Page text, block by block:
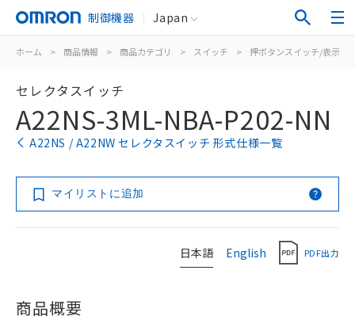
制御機器 Japan
ホーム > 商品情報 > 商品カテゴリ > スイッチ > 押ボタンスイッチ/表示灯
セレクタスイッチ
A22NS-3ML-NBA-P202-NN
A22NS / A22NW セレクタスイッチ 形式仕様一覧
マイリストに追加
日本語 English PDF出力
商品概要